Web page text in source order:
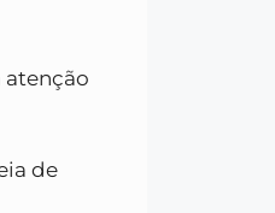
atenção
de